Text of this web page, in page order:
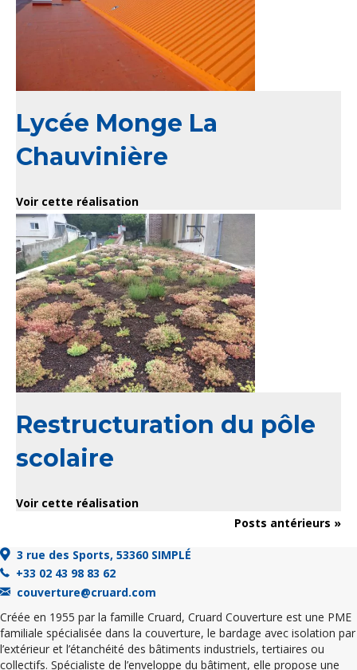
Lycée Monge La
Chauvinière
Voir cette réalisation
Restructuration du pôle
scolaire
Voir cette réalisation
Posts antérieurs »
3 rue des Sports, 53360 SIMPLÉ
+33 02 43 98 83 62
couverture@cruard.com
Créée en 1955 par la famille Cruard, Cruard Couverture est une PME
familiale spécialisée dans la couverture, le bardage avec isolation par
l’extérieur et l’étanchéité des bâtiments industriels, tertiaires ou
collectifs. Spécialiste de l’enveloppe du bâtiment, elle propose une